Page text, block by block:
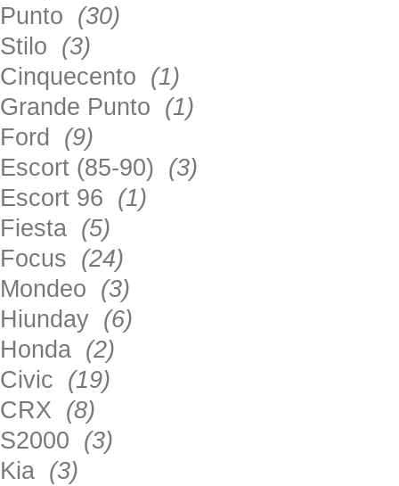
Punto (30)
Stilo (3)
Cinquecento (1)
Grande Punto (1)
Ford (9)
Escort (85-90) (3)
Escort 96 (1)
Fiesta (5)
Focus (24)
Mondeo (3)
Hiunday (6)
Honda (2)
Civic (19)
CRX (8)
S2000 (3)
Kia (3)